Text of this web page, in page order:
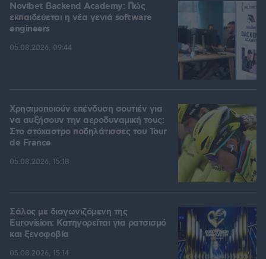
Novibet Backend Academy: Πώς
εκπαιδεύεται η νέα γενιά software
engineers
05.08.2026, 09:44
Χρησιμοποιούν επένδυση σουτιέν για
να αυξήσουν την αεροδυναμική τους:
Στο στόχαστρο ποδηλάτισσες του Tour
de France
05.08.2026, 15:18
Σάλος με διαγωνιζόμενη της
Eurovision: Κατηγορείται για ρατσισμό
και ξενοφοβία
05.08.2026, 15:14